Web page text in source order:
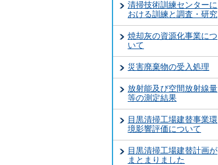
清掃技術訓練センターに
おける訓練と調査・研究
焼却灰の資源化事業につ
いて
災害廃棄物の受入処理
放射能及び空間放射線量
等の測定結果
目黒清掃工場建替事業環
境影響評価について
目黒清掃工場建替計画が
まとまりました